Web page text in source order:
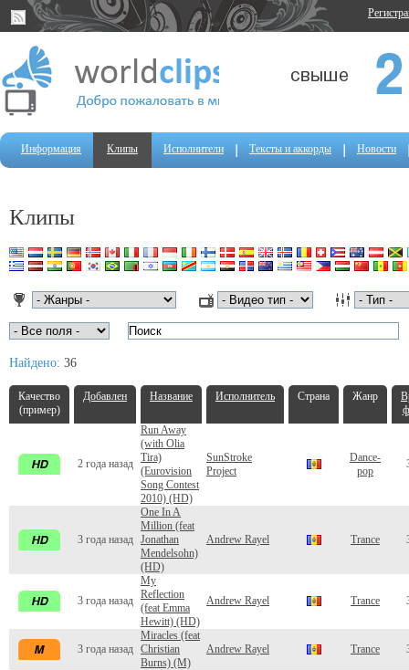
Информация Клипы Исполнители Тексты и аккорды Новости
Клипы
Найдено: 36
Качество
(пример)
Добавлен Название Исполнитель Страна Жанр
2 года назад
Run Away
(with Olia
Tira)
(Eurovision
Song Contest
2010) (HD)
SunStroke
Project
Dance-
pop
3 года назад
One In A
Million (feat
Jonathan
Mendelsohn)
(HD)
Andrew Rayel Trance
3 года назад
My
Reflection
(feat Emma
Hewitt) (HD)
Andrew Rayel Trance
3 года назад
Miracles (feat
Christian
Burns) (M)
Andrew Rayel Trance